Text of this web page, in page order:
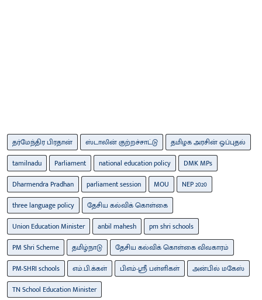
தர்மேந்திர பிரதான் ஸ்டாலின் குற்றச்சாட்டு
தமிழக அரசின் ஒப்புதல்
tamilnadu
Parliament national education policy
DMK MPs
Dharmendra Pradhan
parliament session MOU
NEP 2020
three language policy
தேசிய கல்விக் கொள்கை
Union Education Minister
anbil mahesh
pm shri schools
PM Shri Scheme
தமிழ்​நாடு
தேசிய கல்விக் கொள்கை விவகாரம்
PM-SHRI schools
எம்​.பி.க்​கள் பிஎம்-ஸ்ரீ பள்​ளிகள்
அன்​பில் மகேஸ்
TN School Education Minister